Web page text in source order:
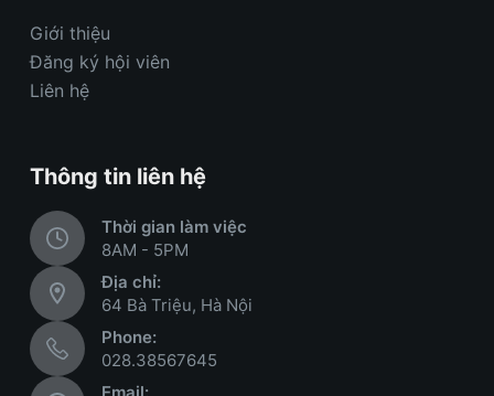
Giới thiệu
Đăng ký hội viên
Liên hệ
Thông tin liên hệ
Thời gian làm việc
8AM - 5PM
Địa chỉ:
64 Bà Triệu, Hà Nội
Phone:
028.38567645